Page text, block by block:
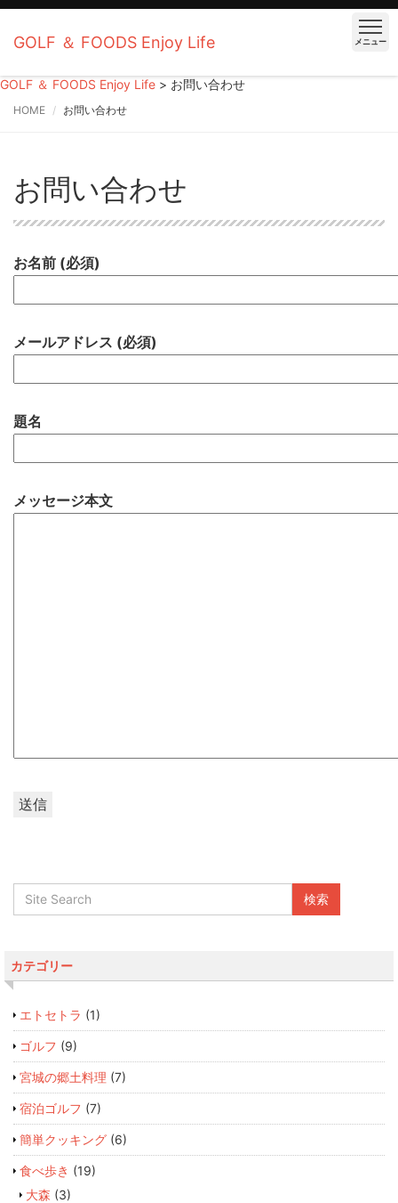
GOLF ＆ FOODS Enjoy Life メニュー
GOLF ＆ FOODS Enjoy Life > お問い合わせ
HOME お問い合わせ
お問い合わせ
お名前 (必須)
メールアドレス (必須)
題名
メッセージ本文
カテゴリー
エトセトラ (1)
ゴルフ (9)
宮城の郷土料理 (7)
宿泊ゴルフ (7)
簡単クッキング (6)
食べ歩き (19)
大森 (3)